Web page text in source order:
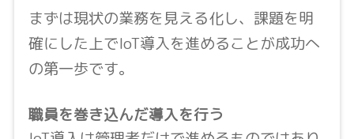
まずは現状の業務を見える化し、課題を明
確にした上でIoT導入を進めることが成功へ
の第一歩です。
職員を巻き込んだ導入を行う